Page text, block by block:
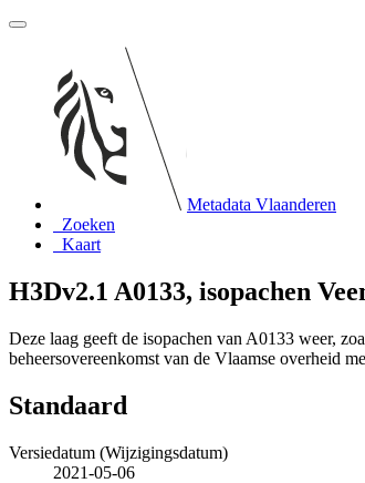
Metadata Vlaanderen
Zoeken
Kaart
H3Dv2.1 A0133, isopachen
Deze laag geeft de isopachen van A0133 weer,
beheersovereenkomst van de Vlaamse overheid
Standaard
Versiedatum (Wijzigingsdatum)
2021-05-06